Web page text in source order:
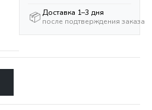
📦 Доставка 1–3 дня
после подтверждения заказа